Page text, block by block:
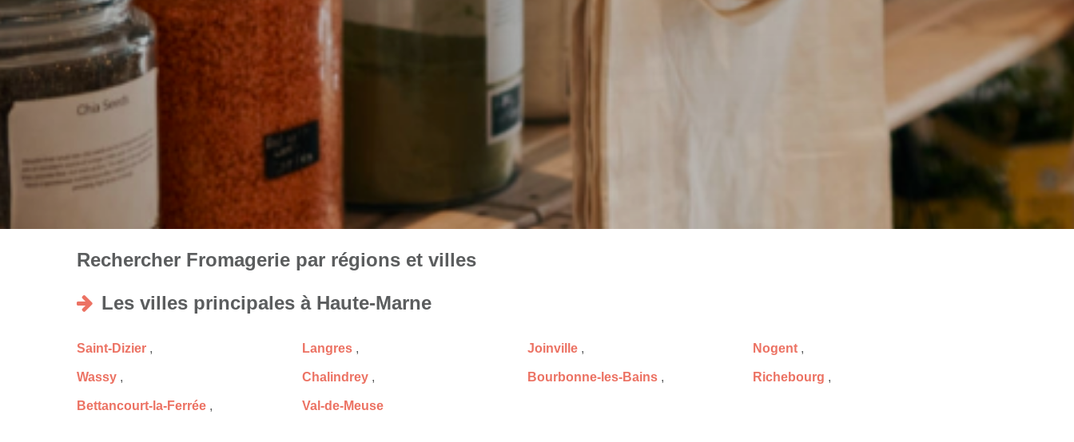
Rechercher Fromagerie par régions et villes
Les villes principales à Haute-Marne
Saint-Dizier , Langres , Joinville , Nogent ,
Wassy , Chalindrey , Bourbonne-les-Bains , Richebourg ,
Bettancourt-la-Ferrée , Val-de-Meuse